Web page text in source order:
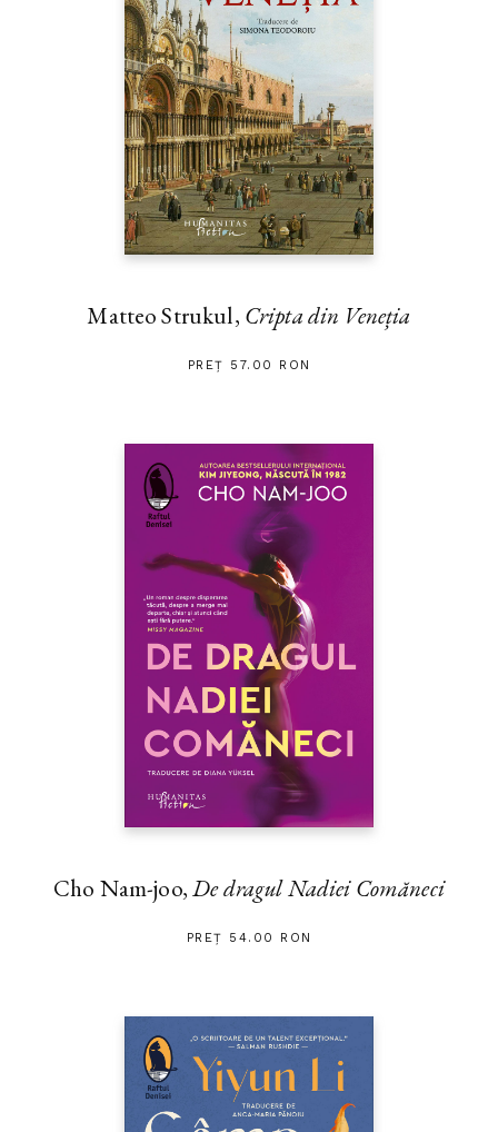
Matteo Strukul, Cripta din Veneția
PREȚ 57.00 RON
Cho Nam-joo,De dragul Nadiei Comăneci
PREȚ 54.00 RON